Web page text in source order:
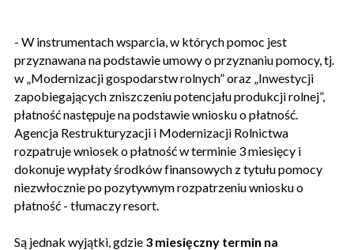
- W instrumentach wsparcia, w których pomoc jest
przyznawana na podstawie umowy o przyznaniu pomocy, tj.
w „Modernizacji gospodarstw rolnych” oraz „Inwestycji
zapobiegających zniszczeniu potencjału produkcji rolnej”,
płatność następuje na podstawie wniosku o płatność.
Agencja Restrukturyzacji i Modernizacji Rolnictwa
rozpatruje wniosek o płatność w terminie 3 miesięcy i
dokonuje wypłaty środków finansowych z tytułu pomocy
niezwłocznie po pozytywnym rozpatrzeniu wniosku o
płatność - tłumaczy resort.
Są jednak wyjątki, gdzie 3 miesięczny termin na